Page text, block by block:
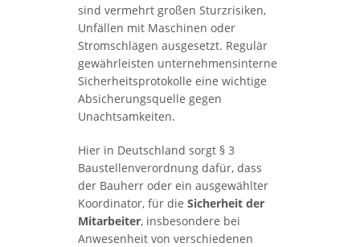
sind vermehrt großen Sturzrisiken,
Unfällen mit Maschinen oder
Stromschlägen ausgesetzt. Regulär
gewährleisten unternehmensinterne
Sicherheitsprotokolle eine wichtige
Absicherungsquelle gegen
Unachtsamkeiten.
Hier in Deutschland sorgt § 3
Baustellenverordnung dafür, dass
der Bauherr oder ein ausgewählter
Koordinator, für die Sicherheit der
Mitarbeiter, insbesondere bei
Anwesenheit von verschiedenen